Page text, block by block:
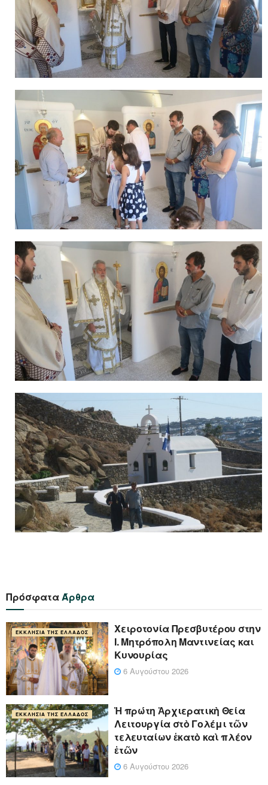
ΠρόσφαταΆρθρα
ΕΚΚΛΗΣΊΑ ΤΗΣ ΕΛΛΆΔΟΣ
Xειροτονία Πρεσβυτέρου στην
Ι. Μητρόπολη Μαντινείας και
Κυνουρίας
6 Αυγούστου 2026
ΕΚΚΛΗΣΊΑ ΤΗΣ ΕΛΛΆΔΟΣ
Ἡ πρώτη Ἀρχιερατικὴ Θεία
Λειτουργία στὸ Γολέμι τῶν
τελευταίων ἑκατὸ καὶ πλέον
ἐτῶν
6 Αυγούστου 2026